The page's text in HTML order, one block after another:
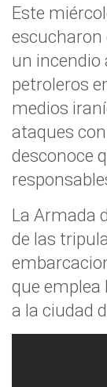
Este
escucharon
un incendio
petroleros
medios
ataques
desconoce
La Armada
de las
que
a la ciudad